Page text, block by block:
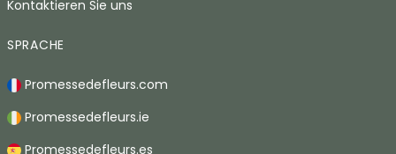
Kontaktieren Sie uns
SPRACHE
Promessedefleurs.com
Promessedefleurs.ie
Promessedefleurs.es